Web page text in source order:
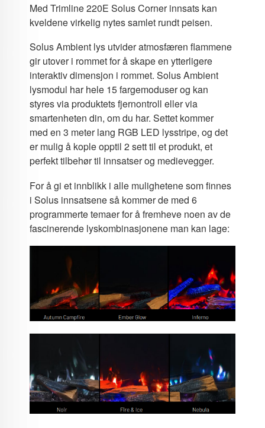
Med Trimline 220E Solus Corner innsats kan
kveldene virkelig nytes samlet rundt peisen.
Solus Ambient lys utvider atmosfæren flammene
gir utover i rommet for å skape en ytterligere
interaktiv dimensjon i rommet. Solus Ambient
lysmodul har hele 15 fargemoduser og kan
styres via produktets fjernontroll eller via
smartenheten din, om du har. Settet kommer
med en 3 meter lang RGB LED lysstripe, og det
er mulig å kople opptil 2 sett til et produkt, et
perfekt tilbehør til innsatser og medievegger.
For å gi et innblikk i alle mulighetene som finnes
i Solus innsatsene så kommer de med 6
programmerte temaer for å fremheve noen av de
fascinerende lyskombinasjonene man kan lage: